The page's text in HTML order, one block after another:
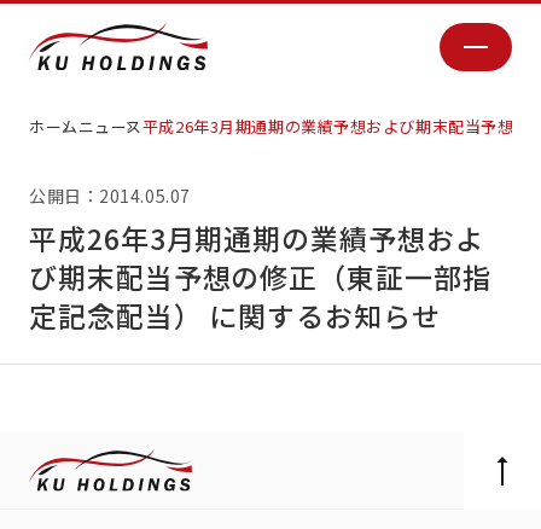
ホームニュース平成26年3月期通期の業績予想および期末配当予想
公開日：2014.05.07
平成26年3月期通期の業績予想およ
び期末配当予想の修正（東証一部指
定記念配当） に関するお知らせ